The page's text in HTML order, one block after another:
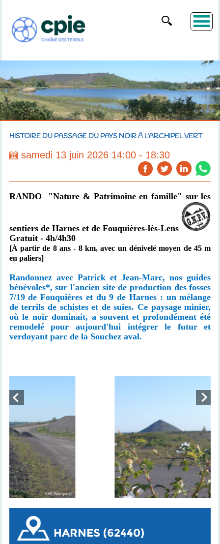
HISTOIRE DU PASSAGE DU PAYS NOIR À L'ARCHIPEL VERT
samedi 13 juin 2026 14:00 - 18:30
RANDO "Nature & Patrimoine en famille" sur les
sentiers de Harnes et de Fouquières-lès-Lens
Gratuit - 4h/4h30
[À partir de 8 ans - 8 km, avec undénivelé moyen de 45 m
en paliers]
Randonnez avec Patrick et Jean-Marc, nos guides
bénévoles*, sur l'ancien site de production des fosses
7/19 de Fouquières et du 9 de Harnes : un mélange
de terrils de schistes et de suies. Ce paysage minier,
où le noir dominait, a souvent et profondément été
remodelé pour aujourd'hui intégrer le futur et
verdoyant parc de la Souchez aval.
HARNES (62440)